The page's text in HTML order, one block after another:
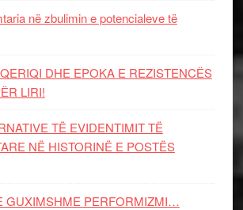
në zbulimin e potencialeve të
DHE EPOKA E REZISTENCЁS
LIRI!
TË EVIDENTIMIT TË
NË HISTORINË E POSTËS
GUXIMSHME PERFORMIZMI…